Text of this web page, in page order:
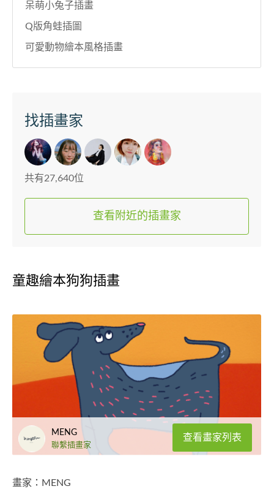
呆萌小兔子插畫
Q版角蛙插圖
可愛動物繪本風格插畫
找插畫家
共有27,640位
查看附近的插畫家
童趣繪本狗狗插畫
MENG
聯繫插畫家
查看畫家列表
畫家：MENG